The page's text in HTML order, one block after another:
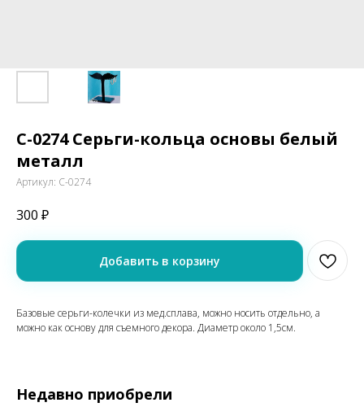
С-0274 Серьги-кольца основы белый
металл
Артикул: С-0274
300 ₽
Добавить в корзину
Базовые серьги-колечки из мед.сплава, можно носить отдельно, а
можно как основу для съемного декора. Диаметр около 1,5см.
Недавно приобрели